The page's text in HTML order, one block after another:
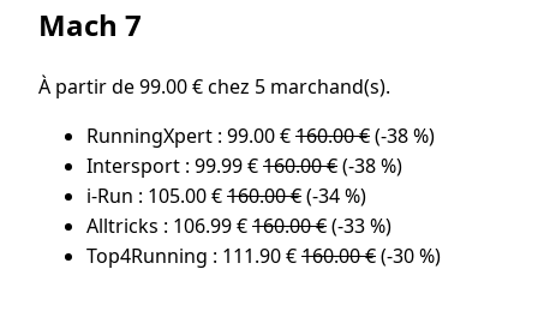
Mach 7
À partir de 99.00 € chez 5 marchand(s).
RunningXpert : 99.00 €160.00 €(-38 %)
Intersport : 99.99 €160.00 €(-38 %)
i-Run : 105.00 €160.00 €(-34 %)
Alltricks : 106.99 €160.00 €(-33 %)
Top4Running : 111.90 €160.00 €(-30 %)